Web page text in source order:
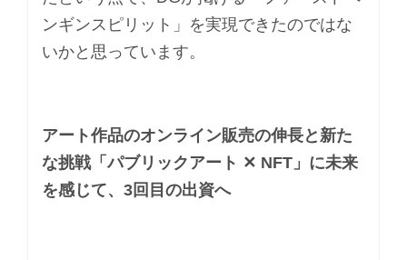
ンギンスピリット」を実現できたのではな
いかと思っています。
アート作品のオンライン販売の伸長と新た
な挑戦「パブリックアート ✕ NFT」に未来
を感じて、3回目の出資へ